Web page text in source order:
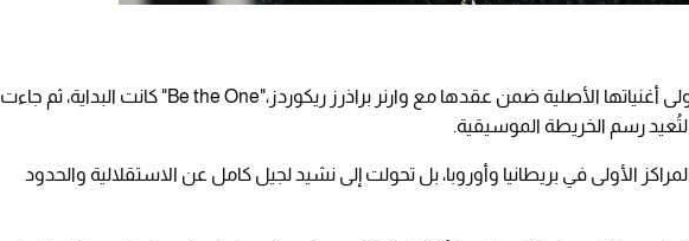
في عام 2015، أطلقت أولى أغنياتها الأصلية ضمن عقدها مع وارنر براذرز ريكوردز،"Be the One" كانت البداية، ثم جاءت
الأولى في بريطانيا وأوروبا، بل تحولت إلى نشيد لجيل كامل عن الاستقلالية والحدود